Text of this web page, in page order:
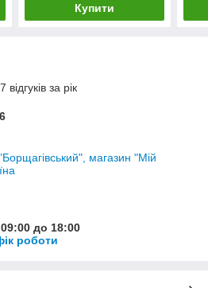
Купити
за рік
магазин "Мій
до 18:00
роботи